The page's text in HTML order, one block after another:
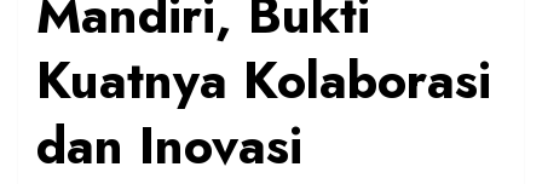
Mandiri, Bukti
Kuatnya Kolaborasi
dan Inovasi